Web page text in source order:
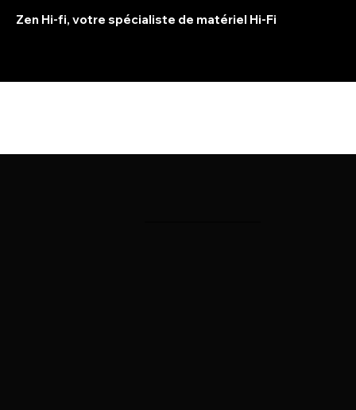
Zen Hi-fi, votre spécialiste de matériel Hi-Fi